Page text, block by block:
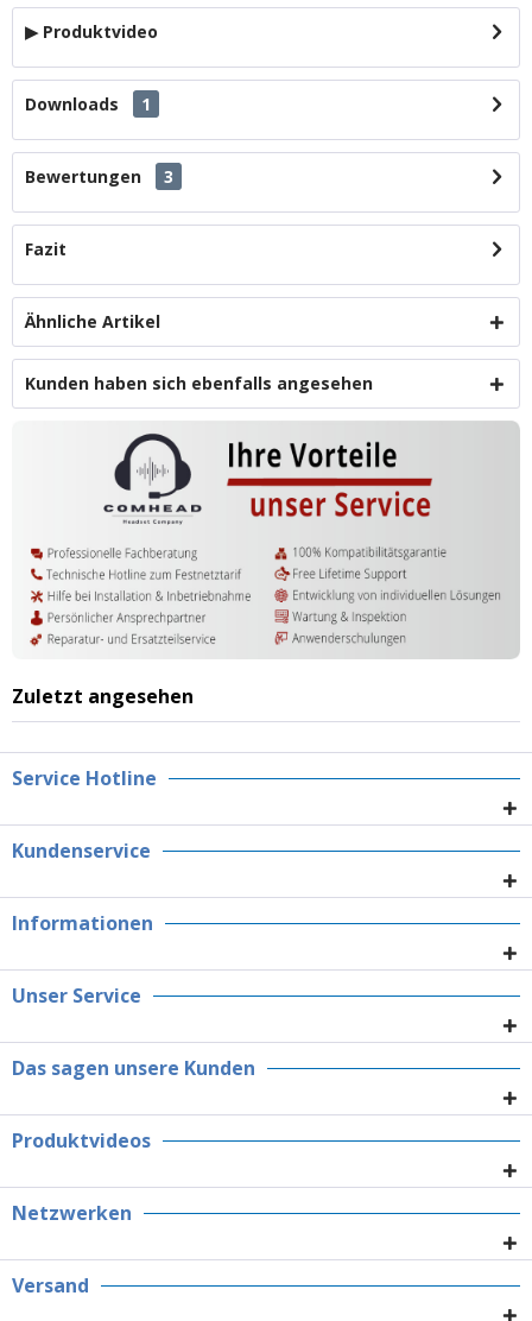
▶ Produktvideo
Downloads 1
Bewertungen 3
Fazit
Ähnliche Artikel
Kunden haben sich ebenfalls angesehen
Zuletzt angesehen
Service Hotline
Kundenservice
Informationen
Unser Service
Das sagen unsere Kunden
Produktvideos
Netzwerken
Versand